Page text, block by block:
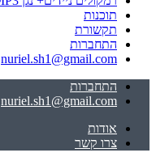
תוכנות
תקשורת
התחברות
nuriel.sh1@gmail.com
התחברות
nuriel.sh1@gmail.com
אודות
צרו קשר